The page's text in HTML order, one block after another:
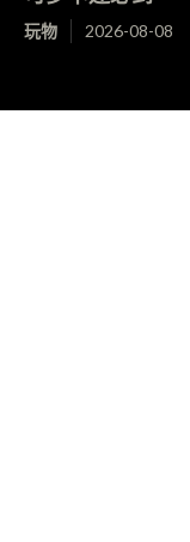
玩物 2026-08-08